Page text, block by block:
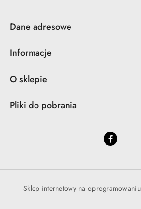
Dane adresowe
Informacje
O sklepie
Pliki do pobrania
Sklep internetowy na oprogramowaniu